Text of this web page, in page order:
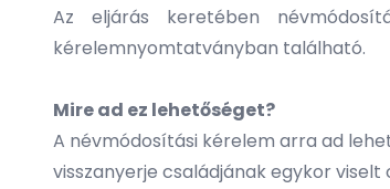
Az eljárás keretében
kérelemnyomtatványban található.
Mire ad ez lehetőséget?
A névmódosítási kérelem arra ad
visszanyerje családjának egykor viselt